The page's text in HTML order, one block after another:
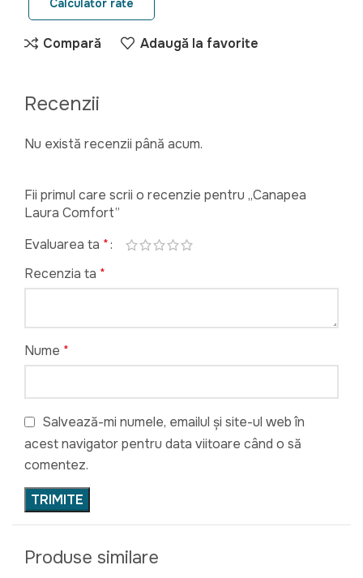
Calculator rate
Compară Adaugă la favorite
Recenzii
Nu există recenzii până acum.
Fii primul care scrii o recenzie pentru „Canapea
Laura Comfort”
Evaluarea ta *
Recenzia ta *
Nume *
Salvează-mi numele, emailul și site-ul web în
acest navigator pentru data viitoare când o să
comentez.
Produse similare